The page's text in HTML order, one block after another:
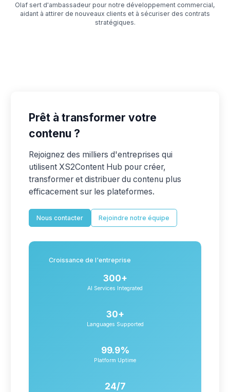
Olaf sert d'ambassadeur pour notre développement commercial,
aidant à attirer de nouveaux clients et à sécuriser des contrats
stratégiques.
Prêt à transformer votre
contenu ?
Rejoignez des milliers d'entreprises qui
utilisent XS2Content Hub pour créer,
transformer et distribuer du contenu plus
efficacement sur les plateformes.
Nous contacter Rejoindre notre équipe
Croissance de l'entreprise
300+
AI Services Integrated
30+
Languages Supported
99.9%
Platform Uptime
24/7